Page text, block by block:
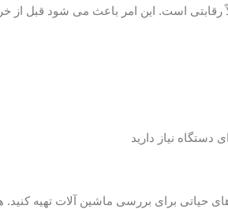
رقابتی است. این امر باعث می شود قبل از
نیاز دارید
حیاتی برای بررسی ماشین آلات تهیه